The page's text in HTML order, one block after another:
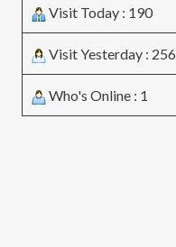
Visit Today : 190
Visit Yesterday : 256
Who's Online : 1